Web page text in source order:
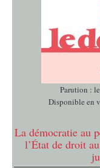
Parution :
Disponible en
La démocratie au
l’État de droit